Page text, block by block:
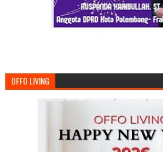
OFFO LIVING